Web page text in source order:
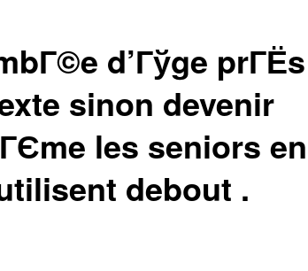
d’Гўge prГЁs
sinon devenir
les seniors en
debout .